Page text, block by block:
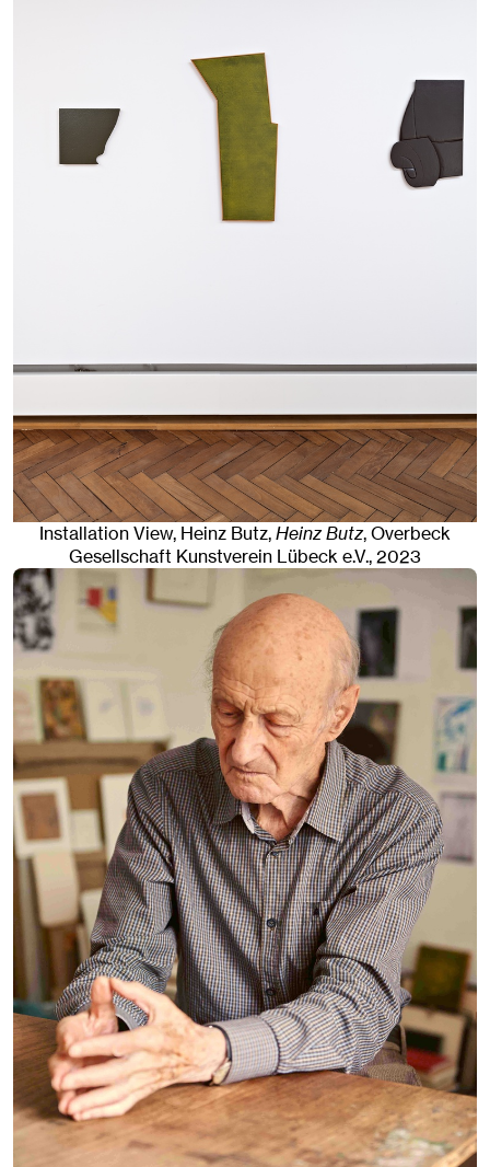
Installation View, Heinz Butz,Heinz Butz, Overbeck
Gesellschaft Kunstverein Lübeck e.V., 2023